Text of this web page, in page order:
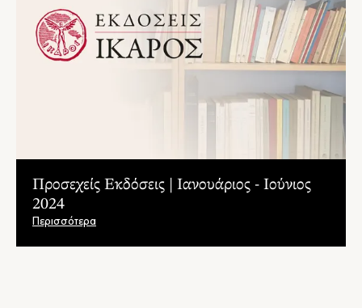
Προσεχείς Εκδόσεις | Ιανουάριος - Ιούνιος
2024
Περισσότερα